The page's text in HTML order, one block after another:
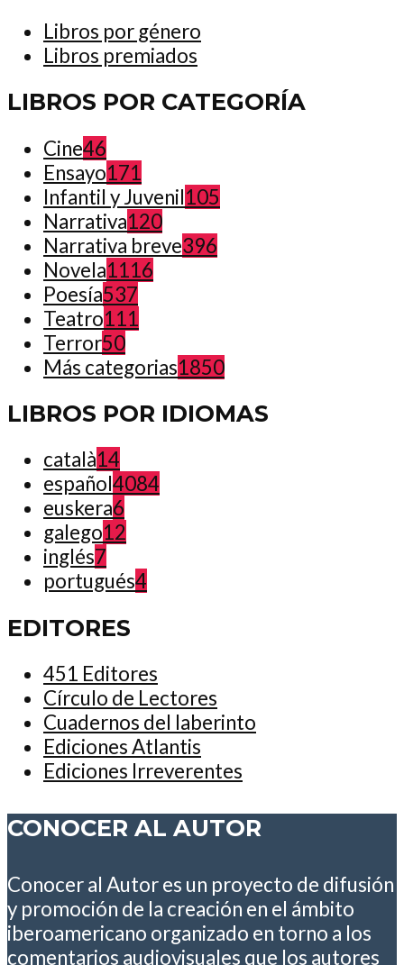
Libros por género
Libros premiados
LIBROS POR CATEGORÍA
Cine46
Ensayo171
Infantil y Juvenil105
Narrativa120
Narrativa breve396
Novela1116
Poesía537
Teatro111
Terror50
Más categorias1850
LIBROS POR IDIOMAS
català14
español4084
euskera6
galego12
inglés7
portugués4
EDITORES
451 Editores
Círculo de Lectores
Cuadernos del laberinto
Ediciones Atlantis
Ediciones Irreverentes
CONOCER AL AUTOR
Conocer al Autor es un proyecto de difusión
y promoción de la creación en el ámbito
iberoamericano organizado en torno a los
comentarios audiovisuales que los autores